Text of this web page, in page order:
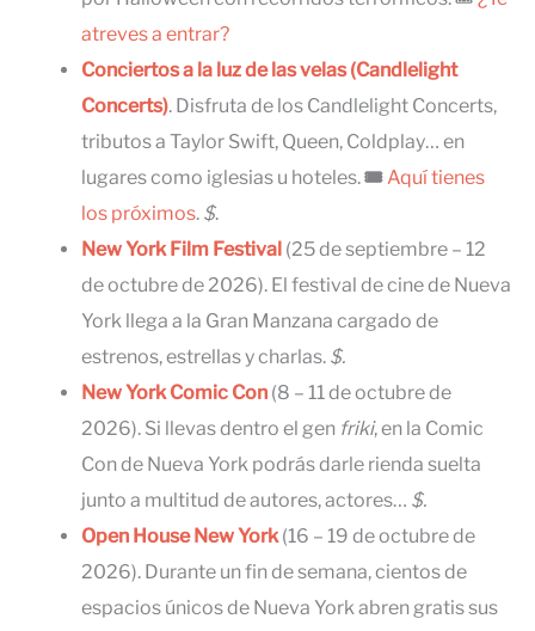
atreves a entrar?
Conciertos a la luz de las velas (Candlelight
Concerts). Disfruta de los Candlelight Concerts,
tributos a Taylor Swift, Queen, Coldplay… en
lugares como iglesias u hoteles.🎟Aquí tienes
los próximos. $.
New York Film Festival (25 de septiembre – 12
de octubre de 2026). El festival de cine de Nueva
York llega a la Gran Manzana cargado de
estrenos, estrellas y charlas. $.
New York Comic Con (8 – 11 de octubre de
2026). Si llevas dentro el gen friki, en la Comic
Con de Nueva York podrás darle rienda suelta
junto a multitud de autores, actores… $.
Open House New York (16 – 19 de octubre de
2026). Durante un fin de semana, cientos de
espacios únicos de Nueva York abren gratis sus